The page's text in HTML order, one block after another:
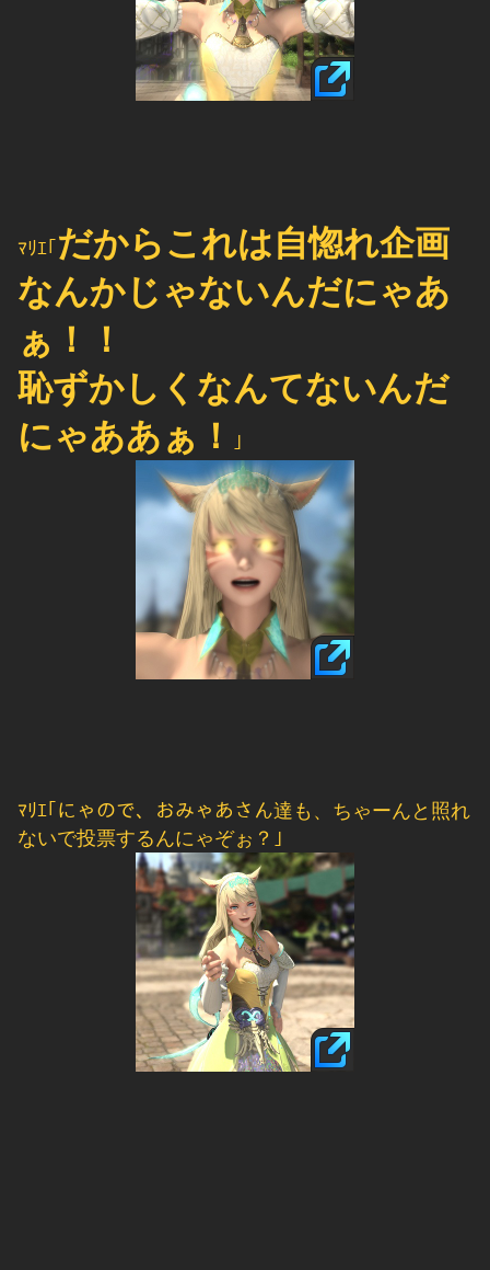
ﾏﾘｴ｢ だからこれは自惚れ企画
なんかじゃないんだにゃあ
ぁ！！
恥ずかしくなんてないんだ
にゃああぁ！
｣
ﾏﾘｴ｢にゃので、おみゃあさん達も、ちゃーんと照れ
ないで投票するんにゃぞぉ？｣